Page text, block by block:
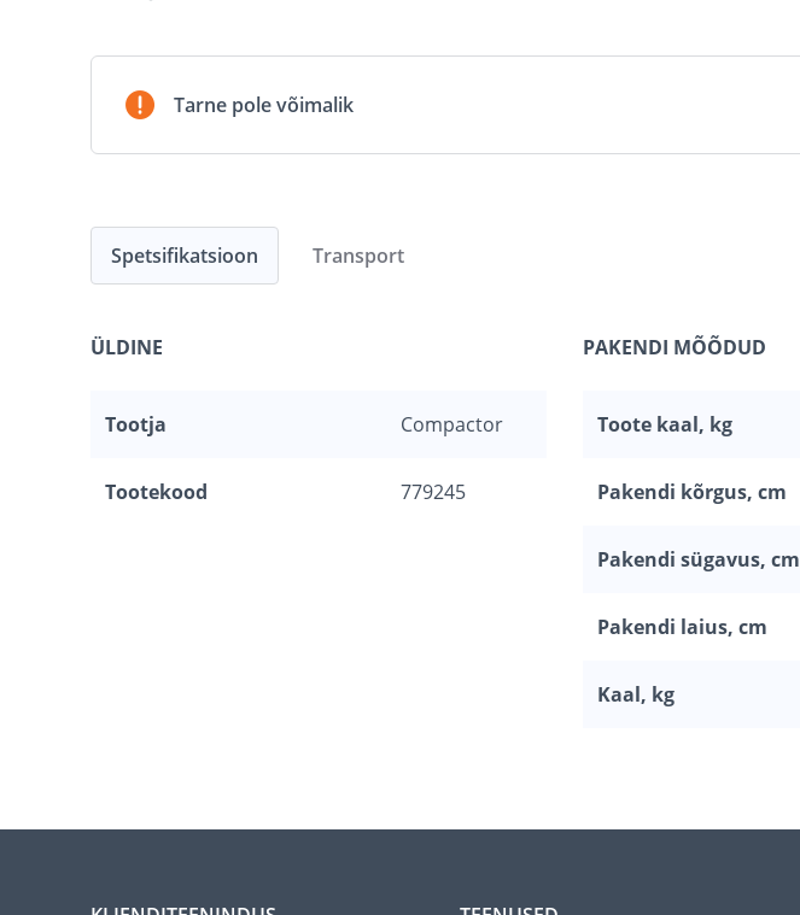
Tarne pole võimalik
Spetsifikatsioon
ÜLDINE
Tootja Compactor
Tootekood 779245
PAKENDI MÕÕDUD
Toote kaal, kg
Pakendi kõrgus, cm
Pakendi sügavus, cm
Pakendi laius, cm
Kaal, kg
Transport